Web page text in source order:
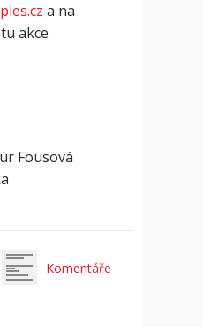
a na
akce
Fousová
Komentáře